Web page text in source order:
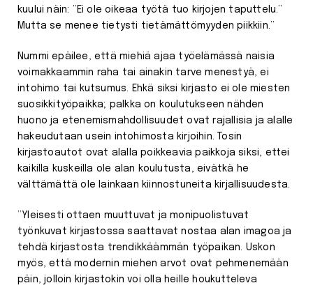
kuului näin: ”Ei ole oikeaa työtä tuo kirjojen taputtelu.”
Mutta se menee tietysti tietämättömyyden piikkiin.”
Nummi epäilee, että miehiä ajaa työelämässä naisia
voimakkaammin raha tai ainakin tarve menestyä, ei
intohimo tai kutsumus. Ehkä siksi kirjasto ei ole miesten
suosikkityöpaikka; palkka on koulutukseen nähden
huono ja etenemismahdollisuudet ovat rajallisia ja alalle
hakeudutaan usein intohimosta kirjoihin. Tosin
kirjastoautot ovat alalla poikkeavia paikkoja siksi, ettei
kaikilla kuskeilla ole alan koulutusta, eivätkä he
välttämättä ole lainkaan kiinnostuneita kirjallisuudesta.
”Yleisesti ottaen muuttuvat ja monipuolistuvat
työnkuvat kirjastossa saattavat nostaa alan imagoa ja
tehdä kirjastosta trendikkäämmän työpaikan. Uskon
myös, että modernin miehen arvot ovat pehmenemään
päin, jolloin kirjastokin voi olla heille houkutteleva